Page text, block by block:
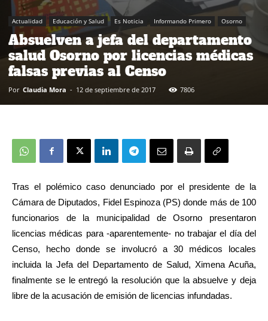
Actualidad Educación y Salud Es Noticia Informando Primero Osorno
Absuelven a jefa del departamento
salud Osorno por licencias médicas
falsas previas al Censo
Por Claudia Mora - 12 de septiembre de 2017 7806
Tras el polémico caso denunciado por el presidente de la
Cámara de Diputados, Fidel Espinoza (PS) donde más de 100
funcionarios de la municipalidad de Osorno presentaron
licencias médicas para -aparentemente- no trabajar el día del
Censo, hecho donde se involucró a 30 médicos locales
incluida la Jefa del Departamento de Salud, Ximena Acuña,
finalmente se le entregó la resolución que la absuelve y deja
libre de la acusación de emisión de licencias infundadas.